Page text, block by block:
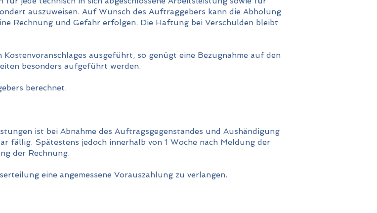
auszuweisen. Auf Wunsch des Auftraggebers kann die Abholung
Rechnung und Gefahr erfolgen. Die Haftung bei Verschulden bleibt
ausgeführt, so genügt eine Bezugnahme auf den
besonders aufgeführt werden.
berechnet.
ist bei Abnahme des Auftragsgegenstandes und Aushändigung
fällig. Spätestens jedoch innerhalb von 1 Woche nach Meldung der
der Rechnung.
eine angemessene Vorauszahlung zu verlangen.